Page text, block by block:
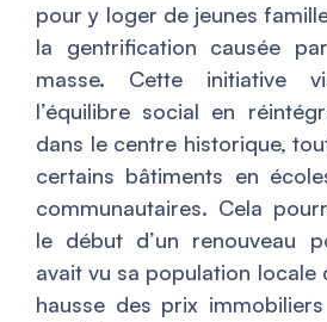
pour y loger de jeunes
la gentrification causée
masse. Cette initiative
l’équilibre social en
dans le centre historique,
certains bâtiments en
communautaires. Cela
le début d’un renouveau
avait vu sa population locale
hausse des prix